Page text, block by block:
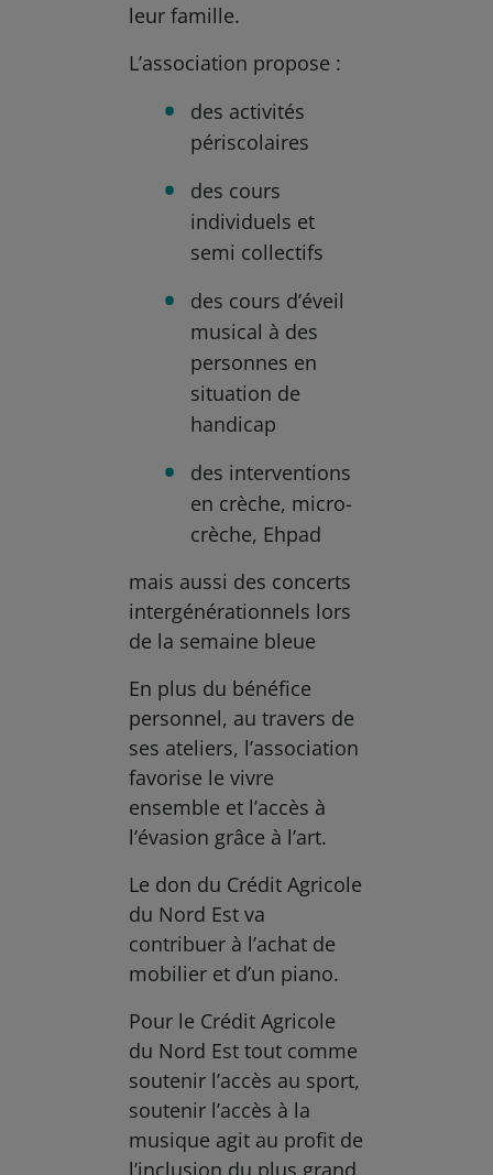
leur famille.
L’association propose :
des activités
périscolaires
des cours
individuels et
semi collectifs
des cours d’éveil
musical à des
personnes en
situation de
handicap
des interventions
en crèche, micro-
crèche, Ehpad
mais aussi des concerts
intergénérationnels lors
de la semaine bleue
En plus du bénéfice
personnel, au travers de
ses ateliers, l’association
favorise le vivre
ensemble et l’accès à
l’évasion grâce à l’art.
Le don du Crédit Agricole
du Nord Est va
contribuer à l’achat de
mobilier et d’un piano.
Pour le Crédit Agricole
du Nord Est tout comme
soutenir l’accès au sport,
soutenir l’accès à la
musique agit au profit de
l’inclusion du plus grand